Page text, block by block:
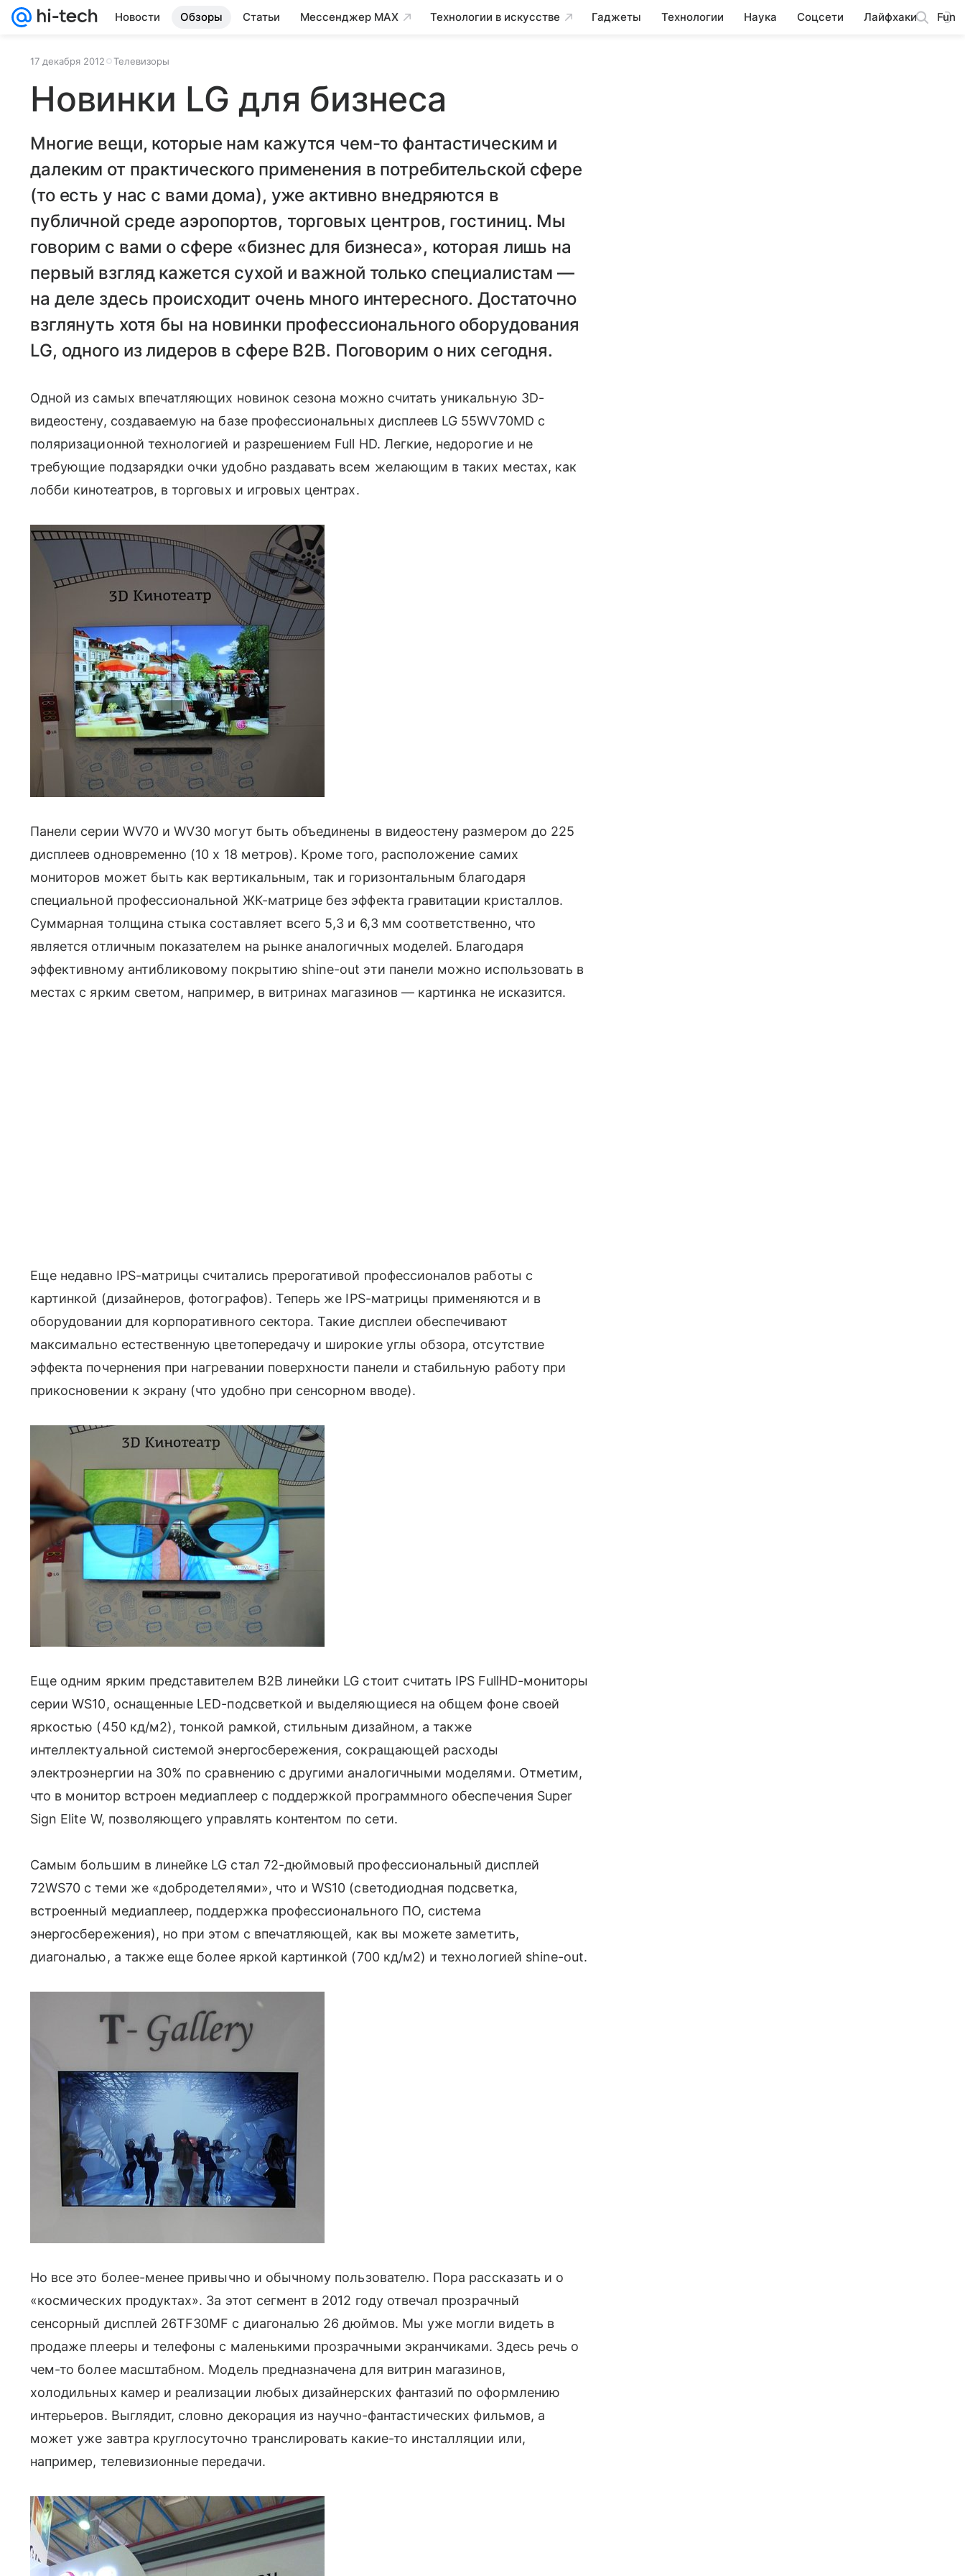
Новости Обзоры Статьи Мессенджер MAX Технологии в искусстве Гаджеты Технологии Наука Соцсети Лайфхаки Fun
17 декабря 2012 Телевизоры
Новинки LG для бизнеса
Многие вещи, которые нам кажутся чем-то фантастическим и
далеким от практического применения в потребительской сфере
(то есть у нас с вами дома), уже активно внедряются в
публичной среде аэропортов, торговых центров, гостиниц. Мы
говорим с вами о сфере «бизнес для бизнеса», которая лишь на
первый взгляд кажется сухой и важной только специалистам —
на деле здесь происходит очень много интересного. Достаточно
взглянуть хотя бы на новинки профессионального оборудования
LG, одного из лидеров в сфере B2B. Поговорим о них сегодня.
Одной из самых впечатляющих новинок сезона можно считать уникальную 3D-
видеостену, создаваемую на базе профессиональных дисплеев LG 55WV70MD с
поляризационной технологией и разрешением Full HD. Легкие, недорогие и не
требующие подзарядки очки удобно раздавать всем желающим в таких местах, как
лобби кинотеатров, в торговых и игровых центрах.
Панели серии WV70 и WV30 могут быть объединены в видеостену размером до 225
дисплеев одновременно (10 х 18 метров). Кроме того, расположение самих
мониторов может быть как вертикальным, так и горизонтальным благодаря
специальной профессиональной ЖК-матрице без эффекта гравитации кристаллов.
Суммарная толщина стыка составляет всего 5,3 и 6,3 мм соответственно, что
является отличным показателем на рынке аналогичных моделей. Благодаря
эффективному антибликовому покрытию shine-out эти панели можно использовать в
местах с ярким светом, например, в витринах магазинов — картинка не исказится.
Еще недавно IPS-матрицы считались прерогативой профессионалов работы с
картинкой (дизайнеров, фотографов). Теперь же IPS-матрицы применяются и в
оборудовании для корпоративного сектора. Такие дисплеи обеспечивают
максимально естественную цветопередачу и широкие углы обзора, отсутствие
эффекта почернения при нагревании поверхности панели и стабильную работу при
прикосновении к экрану (что удобно при сенсорном вводе).
Еще одним ярким представителем B2B линейки LG стоит считать IPS FullHD-мониторы
серии WS10, оснащенные LED-подсветкой и выделяющиеся на общем фоне своей
яркостью (450 кд/м2), тонкой рамкой, стильным дизайном, а также
интеллектуальной системой энергосбережения, сокращающей расходы
электроэнергии на 30% по сравнению с другими аналогичными моделями. Отметим,
что в монитор встроен медиаплеер с поддержкой программного обеспечения Super
Sign Elite W, позволяющего управлять контентом по сети.
Самым большим в линейке LG стал 72-дюймовый профессиональный дисплей
72WS70 с теми же «добродетелями», что и WS10 (светодиодная подсветка,
встроенный медиаплеер, поддержка профессионального ПО, система
энергосбережения), но при этом с впечатляющей, как вы можете заметить,
диагональю, а также еще более яркой картинкой (700 кд/м2) и технологией shine-out.
Но все это более-менее привычно и обычному пользователю. Пора рассказать и о
«космических продуктах». За этот сегмент в 2012 году отвечал прозрачный
сенсорный дисплей 26TF30MF с диагональю 26 дюймов. Мы уже могли видеть в
продаже плееры и телефоны с маленькими прозрачными экранчиками. Здесь речь о
чем-то более масштабном. Модель предназначена для витрин магазинов,
холодильных камер и реализации любых дизайнерских фантазий по оформлению
интерьеров. Выглядит, словно декорация из научно-фантастических фильмов, а
может уже завтра круглосуточно транслировать какие-то инсталляции или,
например, телевизионные передачи.